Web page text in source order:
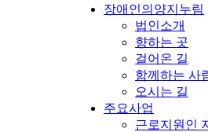
장애인의양지누림
법인소개
향하는 곳
걸어온 길
함께하는 사
오시는 길
주요사업
근로지원인